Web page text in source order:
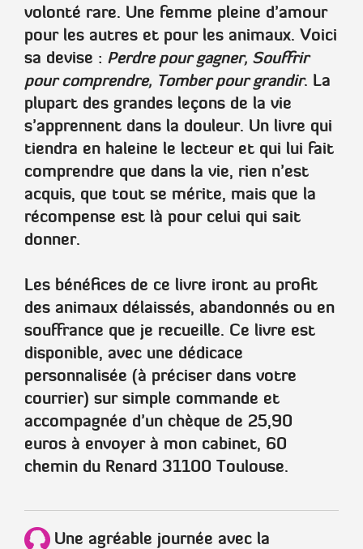
volonté rare. Une femme pleine d’amour
pour les autres et pour les animaux. Voici
sa devise : Perdre pour gagner, Souffrir
pour comprendre, Tomber pour grandir. La
plupart des grandes leçons de la vie
s’apprennent dans la douleur. Un livre qui
tiendra en haleine le lecteur et qui lui fait
comprendre que dans la vie, rien n’est
acquis, que tout se mérite, mais que la
récompense est là pour celui qui sait
donner.
Les bénéfices de ce livre iront au profit
des animaux délaissés, abandonnés ou en
souffrance que je recueille. Ce livre est
disponible, avec une dédicace
personnalisée (à préciser dans votre
courrier) sur simple commande et
accompagnée d’un chèque de 25,90
euros à envoyer à mon cabinet, 60
chemin du Renard 31100 Toulouse.
Une agréable journée avec la